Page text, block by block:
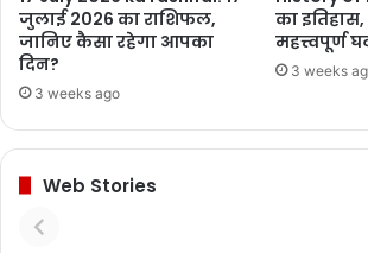
जुलाई 2026 का राशिफल,
जानिए कैसा रहेगा आपका
दिन?
3 weeks ago
का
महत्त्वपूर्ण
3 weeks
Web Stories